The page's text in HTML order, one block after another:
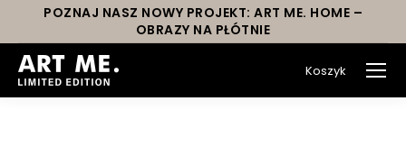
POZNAJ NASZ NOWY PROJEKT: ART ME. HOME –
OBRAZY NA PŁÓTNIE
Koszyk